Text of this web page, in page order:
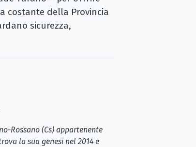
costante della Provincia
sicurezza,
Rossano (Cs) appartenente
la sua genesi nel 2014 e